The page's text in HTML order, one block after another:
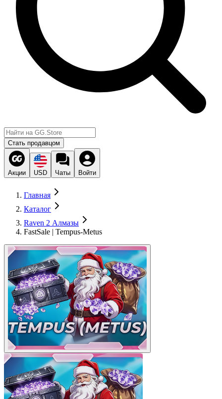
Стать продавцом
Акции USD Чаты Войти
Главная
Каталог
Raven 2 Алмазы
FastSale | Tempus-Metus